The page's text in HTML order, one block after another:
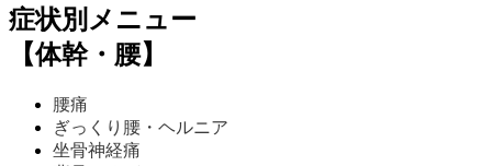
症状別メニュー
【体幹・腰】
腰痛
ぎっくり腰・ヘルニア
坐骨神経痛